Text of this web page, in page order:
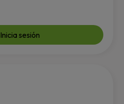
Inicia sesión